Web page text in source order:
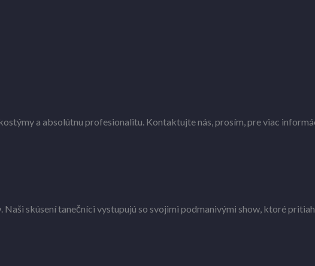
a absolútnu profesionalitu. Kontaktujte nás, prosím, pre viac
skúsení tanečníci vystupujú so svojimi podmanivými show, ktoré